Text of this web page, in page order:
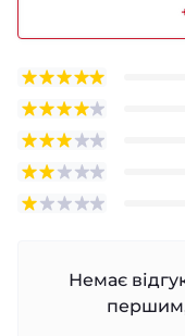
Немає
першим,